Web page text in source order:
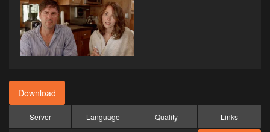
Download
Server Language Quality Links